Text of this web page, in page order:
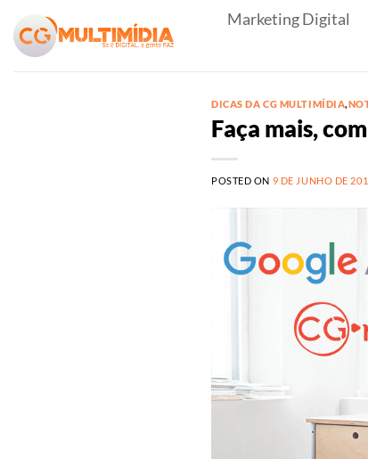
content
Marketing Digital
DICAS DA CG MULTIMÍDIA,
Faça mais,
POSTED ON 9 DE JUNHO DE